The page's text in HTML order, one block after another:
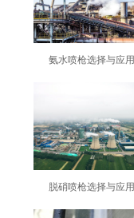
氨水喷枪选择与应用
脱硝喷枪选择与应用